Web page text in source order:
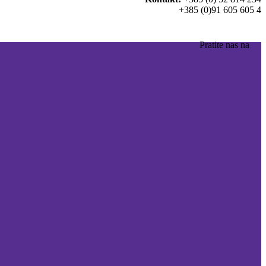
+385 (0)91 605 605 4
Pratite nas na